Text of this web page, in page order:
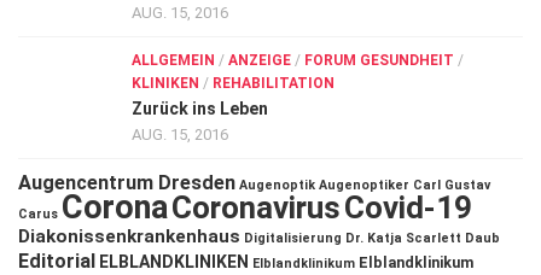
AUG. 15, 2016
ALLGEMEIN / ANZEIGE / FORUM GESUNDHEIT /
KLINIKEN / REHABILITATION
Zurück ins Leben
AUG. 15, 2016
Augencentrum Dresden Augenoptik Augenoptiker Carl Gustav
Carus CoronaCoronavirusCovid-19
Diakonissenkrankenhaus Digitalisierung Dr. Katja Scarlett Daub
Editorial ELBLANDKLINIKEN Elblandklinikum Elblandklinikum